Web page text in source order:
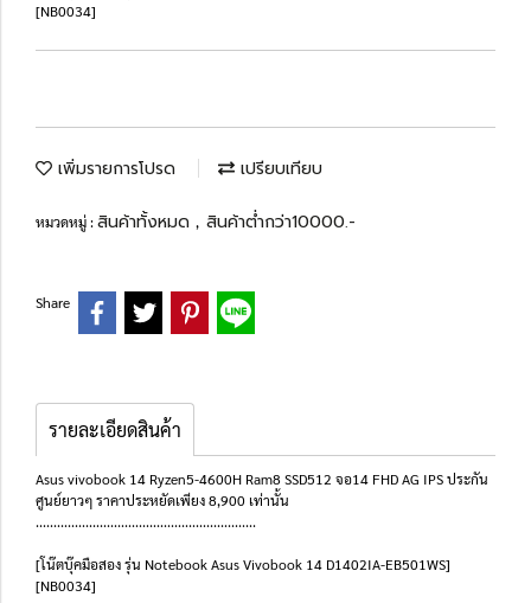
[NB0034]
เพิ่มรายการโปรด เปรียบเทียบ
หมวดหมู่ :สินค้าทั้งหมด , สินค้าต่ำกว่า10000.-
Share
รายละเอียดสินค้า
Asus vivobook 14 Ryzen5-4600H Ram8 SSD512 จอ14 FHD AG IPS ประกัน
ศูนย์ยาวๆ ราคาประหยัดเพียง 8,900 เท่านั้น
..............................................................
[โน๊ตบุ๊คมือสอง รุ่น Notebook Asus Vivobook 14 D1402IA-EB501WS]
[NB0034]